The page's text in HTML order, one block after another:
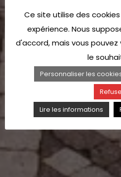
Ce site utilise des
expérience. Nous
d'accord, mais vous pouvez
le
Personnaliser les
Lire les informations